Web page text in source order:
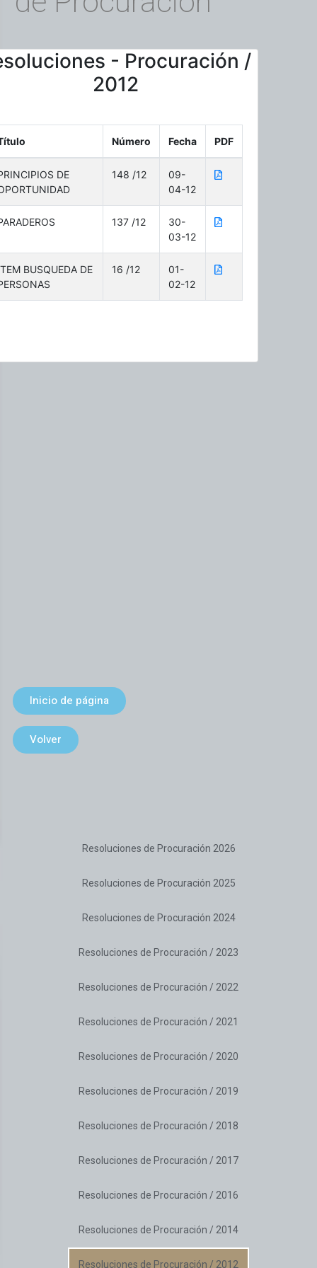
Inicio de página
Volver
Resoluciones de Procuración 2026
Resoluciones de Procuración 2025
Resoluciones de Procuración 2024
Resoluciones de Procuración / 2023
Resoluciones de Procuración / 2022
Resoluciones de Procuración / 2021
Resoluciones de Procuración / 2020
Resoluciones de Procuración / 2019
Resoluciones de Procuración / 2018
Resoluciones de Procuración / 2017
Resoluciones de Procuración / 2016
Resoluciones de Procuración / 2014
Resoluciones de Procuración / 2012